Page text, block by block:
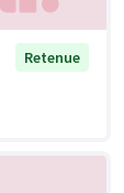
Retenue